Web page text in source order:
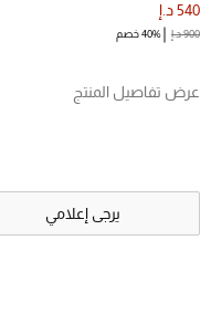
540 د.إ
900 د.إ 40% خصم
عرض تفاصيل المنتج
يرجى إعلامي